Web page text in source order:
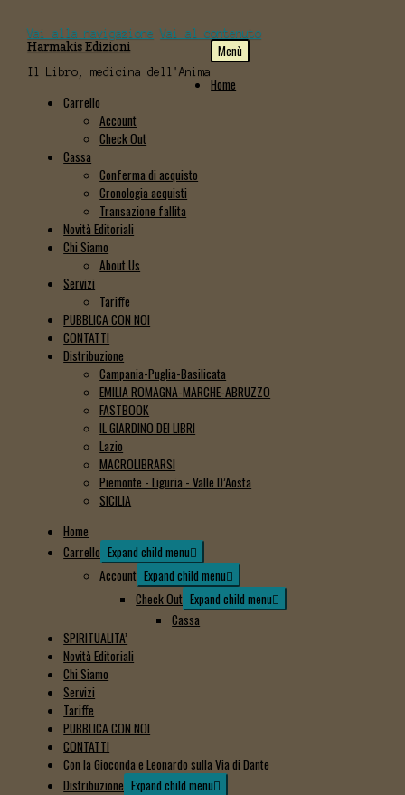
Vai alla navigazione Vai al contenuto
Harmakis Edizioni
Il Libro, medicina dell'Anima
Menù
Home
Carrello
Account
Check Out
Cassa
Conferma di acquisto
Cronologia acquisti
Transazione fallita
Novità Editoriali
Chi Siamo
About Us
Servizi
Tariffe
PUBBLICA CON NOI
CONTATTI
Distribuzione
Campania-Puglia-Basilicata
EMILIA ROMAGNA-MARCHE-ABRUZZO
FASTBOOK
IL GIARDINO DEI LIBRI
Lazio
MACROLIBRARSI
Piemonte - Liguria - Valle D’Aosta
SICILIA
Home
Carrello Expand child menu
Account Expand child menu
Check Out Expand child menu
Cassa
SPIRITUALITA’
Novità Editoriali
Chi Siamo
Servizi
Tariffe
PUBBLICA CON NOI
CONTATTI
Con la Gioconda e Leonardo sulla Via di Dante
Distribuzione Expand child menu